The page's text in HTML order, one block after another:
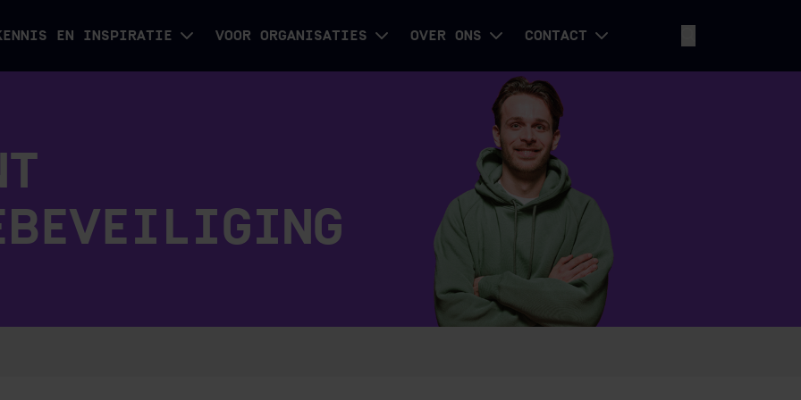
EN INSPIRATIE VOOR ORGANISATIES OVER ONS CONTACT